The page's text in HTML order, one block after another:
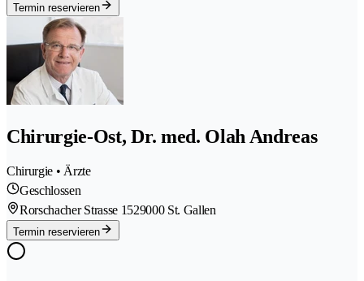
Termin reservieren
Chirurgie-Ost, Dr. med. Olah Andreas
Chirurgie • Ärzte
Geschlossen
Rorschacher Strasse 1529000 St. Gallen
Termin reservieren